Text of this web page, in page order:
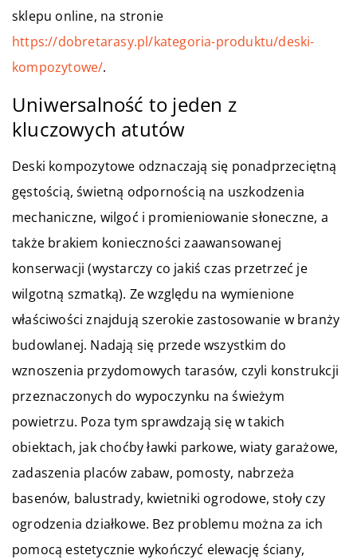
sklepu online, na stronie
https://dobretarasy.pl/kategoria-produktu/deski-
kompozytowe/.
Uniwersalność to jeden z
kluczowych atutów
Deski kompozytowe odznaczają się ponadprzeciętną
gęstością, świetną odpornością na uszkodzenia
mechaniczne, wilgoć i promieniowanie słoneczne, a
także brakiem konieczności zaawansowanej
konserwacji (wystarczy co jakiś czas przetrzeć je
wilgotną szmatką). Ze względu na wymienione
właściwości znajdują szerokie zastosowanie w branży
budowlanej. Nadają się przede wszystkim do
wznoszenia przydomowych tarasów, czyli konstrukcji
przeznaczonych do wypoczynku na świeżym
powietrzu. Poza tym sprawdzają się w takich
obiektach, jak choćby ławki parkowe, wiaty garażowe,
zadaszenia placów zabaw, pomosty, nabrzeża
basenów, balustrady, kwietniki ogrodowe, stoły czy
ogrodzenia działkowe. Bez problemu można za ich
pomocą estetycznie wykończyć elewację ściany,